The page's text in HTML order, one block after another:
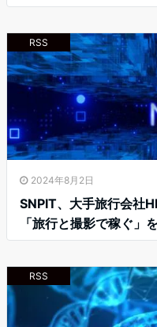
RSS
2024年8月2日
SNPIT、大手旅行会社
「旅行と撮影で稼ぐ」
RSS